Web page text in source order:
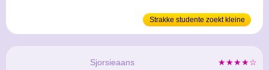
Strakke studente zoekt kleine
tieten
★★★★☆
Sjorsieaans